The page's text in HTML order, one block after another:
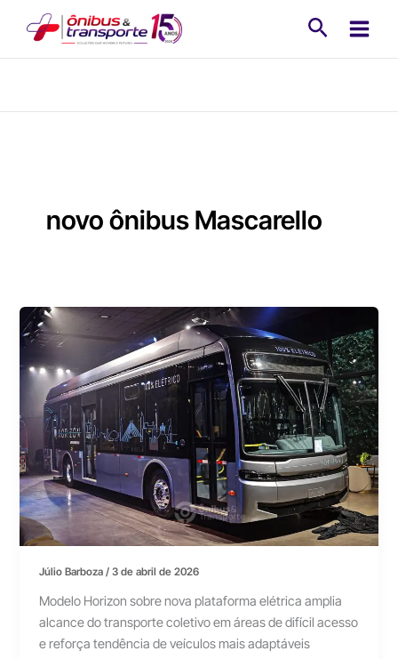
novo ônibus Mascarello
Júlio Barboza/3 de abril de 2026
Modelo Horizon sobre nova plataforma elétrica amplia
alcance do transporte coletivo em áreas de difícil acesso
e reforça tendência de veículos mais adaptáveis